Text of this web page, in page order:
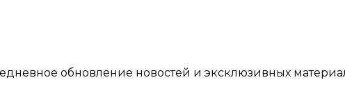
обновление новостей и эксклюзивных